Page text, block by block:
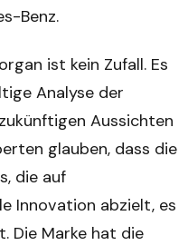
Benz.
ist kein Zufall. Es
Analyse der
Aussichten
glauben, dass die
die auf
Innovation abzielt, es
Die Marke hat die